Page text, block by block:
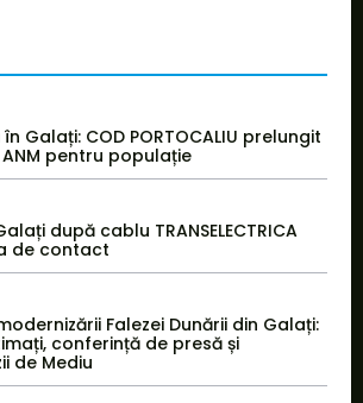
Galați: COD PORTOCALIU prelungit
pentru populație
după cablu TRANSELECTRICA
de contact
Falezei Dunării din Galați:
conferință de presă și
de Mediu